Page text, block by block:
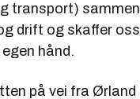
transport)
drift og skaffer
hånd.
på vei fra Ørland